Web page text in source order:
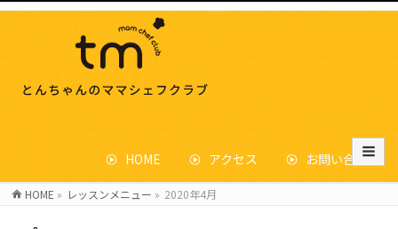
HOME アクセス お問い合わせ
HOME » レッスンメニュー » 2020年4月